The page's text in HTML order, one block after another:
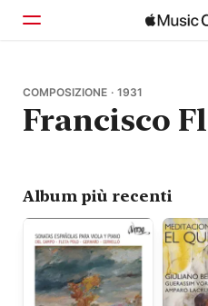
Home
Scopri
COMPOSIZIONE · 1931
Francisco
Album più recenti